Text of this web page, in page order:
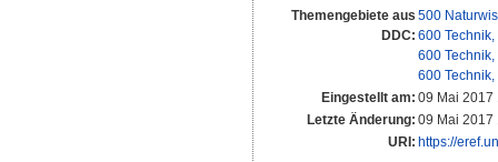
Themengebiete aus
DDC:
500
600
600
600
Eingestellt am: 09 Mai 2017
Letzte Änderung: 09 Mai 2017
URI: https://